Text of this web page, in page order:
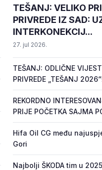
TEŠANJ: VELIKO
PRIVREDE IZ SAD:
INTERKONEKCIJ...
27. jul 2026.
TEŠANJ: ODLIČNE
PRIVREDE „TEŠANJ
REKORDNO
PRIJE POČETKA SAJMA
Hifa Oil CG među
Gori
Najbolji ŠKODA tim u